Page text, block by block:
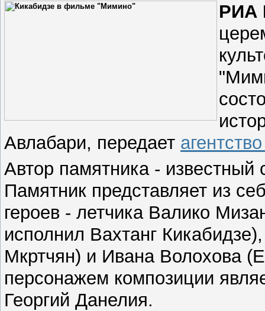
РИА
Авлабари, передает
Автор памятника - известный
Памятник представляет из
героев - летчика Валико
исполнил Вахтанг
Мкртчян) и Ивана Волохова
персонажем композиции
Георгий Данелия.